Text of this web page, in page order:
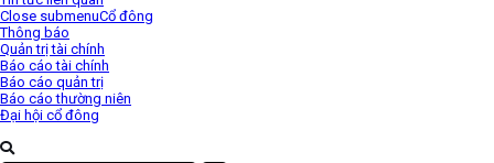
Close submenuCổ đông
Thông báo
Quản trị tài chính
Báo cáo tài chính
Báo cáo quản trị
Báo cáo thường niên
Đại hội cổ đông